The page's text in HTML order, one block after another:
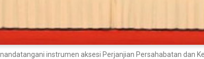
instrumen aksesi Perjanjian Persahabatan dan